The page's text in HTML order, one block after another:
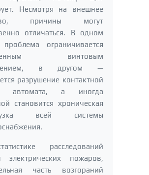
Несмотря на внешнее
причины могут
отличаться. В одном
проблема ограничивается
винтовым
в другом —
разрушение контактной
автомата, а иногда
становится хроническая
всей системы
расследований
электрических пожаров,
часть возгораний